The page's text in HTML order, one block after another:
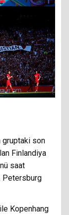
gruptaki son
Finlandiya
saat
Petersburg
Kopenhang